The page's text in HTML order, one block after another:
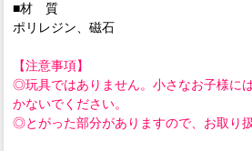
■材 質
ポリレジン、磁石
【注意事項】
◎玩具ではありません。小さなお子様に
かないでください。
◎とがった部分がありますので、お取り